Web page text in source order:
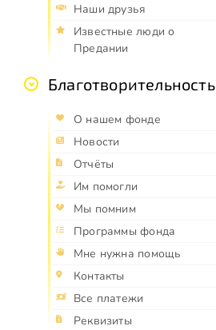
Наши друзья
Известные люди о
Предании
Благотворительность
О нашем фонде
Новости
Отчёты
Им помогли
Мы помним
Программы фонда
Мне нужна помощь
Контакты
Все платежи
Реквизиты